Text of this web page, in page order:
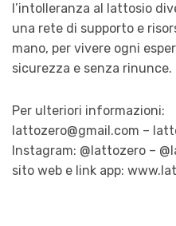
l’intolleranza al lattosio
una rete di supporto e
mano, per vivere ogni
sicurezza e senza rinunce.
Per ulteriori informazioni:
lattozero@gmail.com –
Instagram: @lattozero –
sito web e link app: